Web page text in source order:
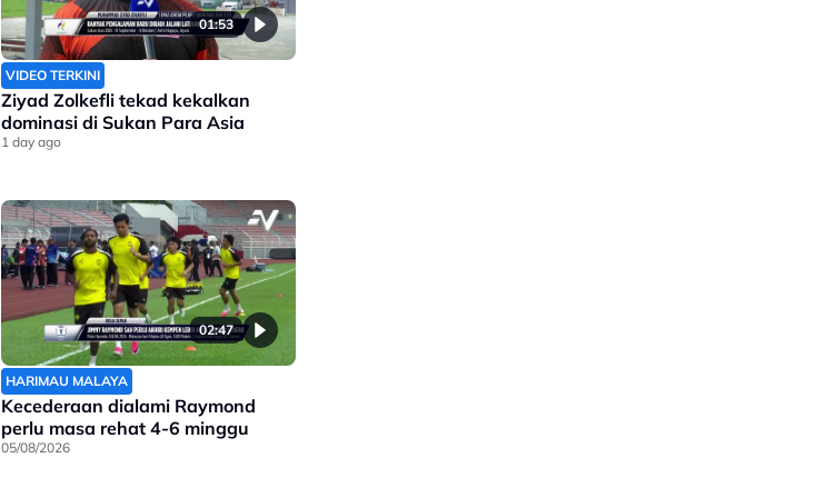
01:53
VIDEO TERKINI
Ziyad Zolkefli tekad kekalkan
dominasi di Sukan Para Asia
1 day ago
02:47
HARIMAU MALAYA
Kecederaan dialami Raymond
perlu masa rehat 4-6 minggu
05/08/2026